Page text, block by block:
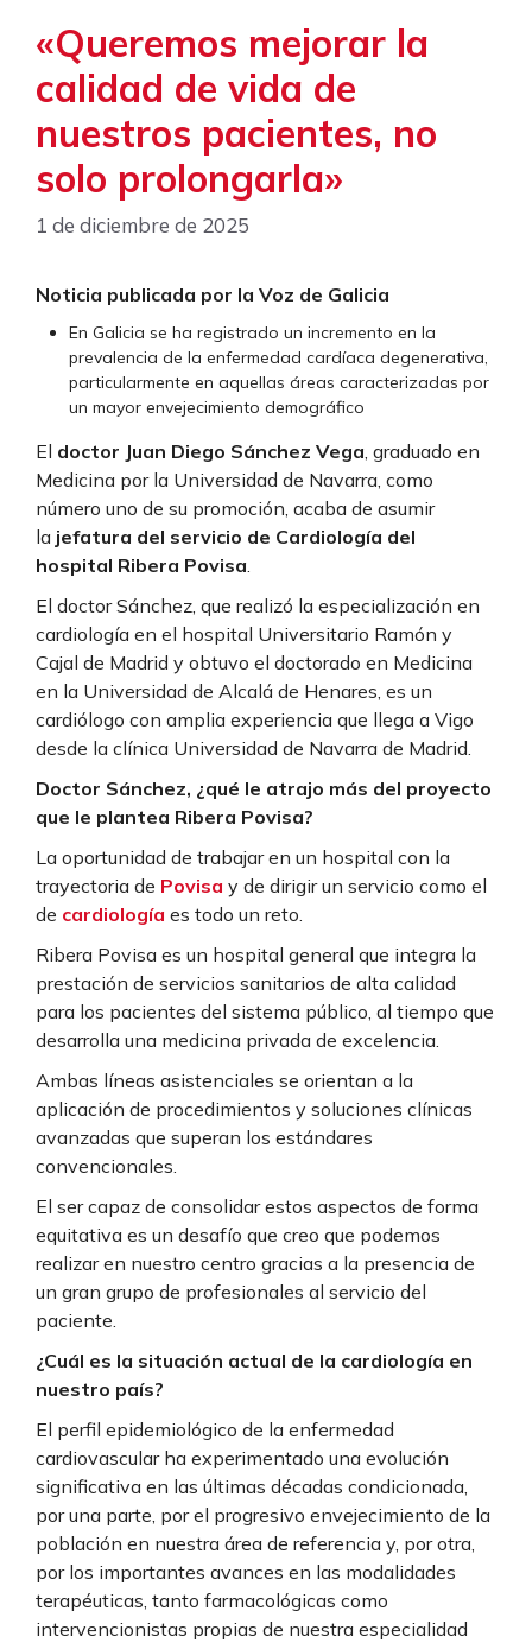
«Queremos mejorar la
calidad de vida de
nuestros pacientes, no
solo prolongarla»
1 de diciembre de 2025
Noticia publicada por la Voz de Galicia
En Galicia se ha registrado un incremento en la
prevalencia de la enfermedad cardíaca degenerativa,
particularmente en aquellas áreas caracterizadas por
un mayor envejecimiento demográfico
El doctor Juan Diego Sánchez Vega, graduado en
Medicina por la Universidad de Navarra, como
número uno de su promoción, acaba de asumir
la jefatura del servicio de Cardiología del
hospital Ribera Povisa.
El doctor Sánchez, que realizó la especialización en
cardiología en el hospital Universitario Ramón y
Cajal de Madrid y obtuvo el doctorado en Medicina
en la Universidad de Alcalá de Henares, es un
cardiólogo con amplia experiencia que llega a Vigo
desde la clínica Universidad de Navarra de Madrid.
Doctor Sánchez, ¿qué le atrajo más del proyecto
que le plantea Ribera Povisa?
La oportunidad de trabajar en un hospital con la
trayectoria de Povisa y de dirigir un servicio como el
de cardiología es todo un reto.
Ribera Povisa es un hospital general que integra la
prestación de servicios sanitarios de alta calidad
para los pacientes del sistema público, al tiempo que
desarrolla una medicina privada de excelencia.
Ambas líneas asistenciales se orientan a la
aplicación de procedimientos y soluciones clínicas
avanzadas que superan los estándares
convencionales.
El ser capaz de consolidar estos aspectos de forma
equitativa es un desafío que creo que podemos
realizar en nuestro centro gracias a la presencia de
un gran grupo de profesionales al servicio del
paciente.
¿Cuál es la situación actual de la cardiología en
nuestro país?
El perfil epidemiológico de la enfermedad
cardiovascular ha experimentado una evolución
significativa en las últimas décadas condicionada,
por una parte, por el progresivo envejecimiento de la
población en nuestra área de referencia y, por otra,
por los importantes avances en las modalidades
terapéuticas, tanto farmacológicas como
intervencionistas propias de nuestra especialidad